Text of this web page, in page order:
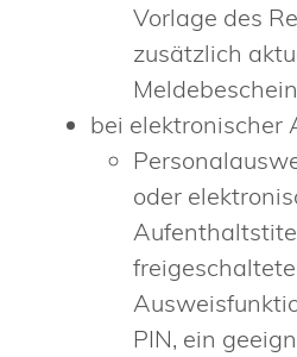
Vorlage des
zusätzlich
bei elektronischer
oder
PIN, ein